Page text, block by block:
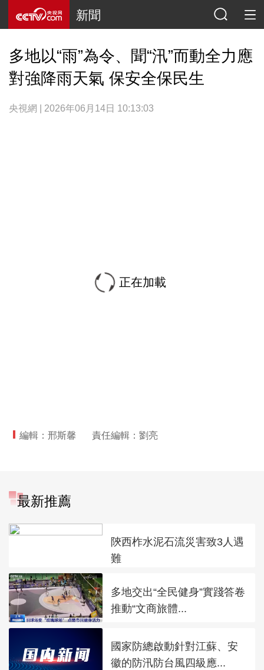
新聞
多地以“雨”為令、聞“汛”而動全力應
對強降雨天氣 保安全保民生
央視網 | 2026年06月14日 10:13:03
正在加載
編輯：邢斯馨 責任編輯：劉亮
最新推薦
陝西柞水泥石流災害致3人遇
難
多地交出“全民健身”實踐答卷
推動“文商旅體...
國家防總啟動針對江蘇、安
徽的防汛防台風四級應...